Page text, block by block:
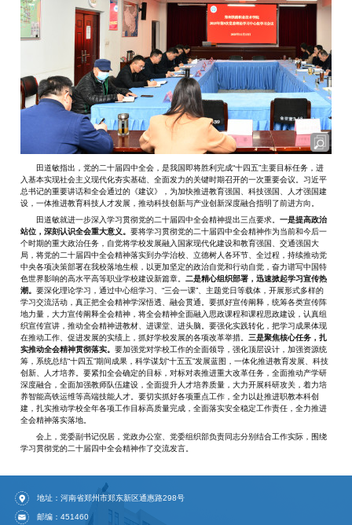
田道敏指出，党的二十届四中全会，是我国即将胜利完成“十四五”主要目标任务，进
入基本实现社会主义现代化夯实基础、全面发力的关键时期召开的一次重要会议。习近平
总书记的重要讲话和全会通过的《建议》，为加快推进教育强国、科技强国、人才强国建
设，一体推进教育科技人才发展，推动科技创新与产业创新深度融合指明了前进方向。
田道敏就进一步深入学习贯彻党的二十届四中全会精神提出三点要求。 一是提高政治
站位，深刻认识全会重大意义。要将学习贯彻党的二十届四中全会精神作为当前和今后一
个时期的重大政治任务，自觉将学校发展融入国家现代化建设和教育强国、交通强国大
局，将党的二十届四中全会精神落实到办学治校、立德树人各环节、全过程，持续推动党
中央各项决策部署在我校落地生根，以更加坚定的政治自觉和行动自觉，奋力谱写中国特
色世界影响的高水平高等职业学校建设新篇章。二是精心组织部署，迅速掀起学习宣传热
潮。要深化理论学习，通过中心组学习、“三会一课”、主题党日等载体，开展形式多样的
学习交流活动，真正把全会精神学深悟透、融会贯通。要抓好宣传阐释，统筹各类宣传阵
地力量，大力宣传阐释全会精神，将全会精神全面融入思政课程和课程思政建设，认真组
织宣传宣讲，推动全会精神进教材、进课堂、进头脑。要强化实践转化，把学习成果体现
在推动工作、促进发展的实绩上，抓好学校发展的各项改革举措。三是聚焦核心任务，扎
实推动全会精神贯彻落实。要加强党对学校工作的全面领导，强化顶层设计，加强资源统
筹，系统总结“十四五”期间成果，科学谋划“十五五”发展蓝图，一体化推进教育发展、科技
创新、人才培养。要紧扣全会确定的目标，对标对表推进重大改革任务，全面推动产学研
深度融合，全面加强教师队伍建设，全面提升人才培养质量，大力开展科研攻关，着力培
养智能高铁运维等高端技能人才。要切实抓好各项重点工作，全力以赴推进职教本科创
建，扎实推动学校全年各项工作目标高质量完成，全面落实安全稳定工作责任，全力推进
全会精神落实落地。
会上，党委副书记倪居，党政办公室、党委组织部负责同志分别结合工作实际，围绕
学习贯彻党的二十届四中全会精神作了交流发言。
地址：河南省郑州市郑东新区通惠路298号
邮编：451460